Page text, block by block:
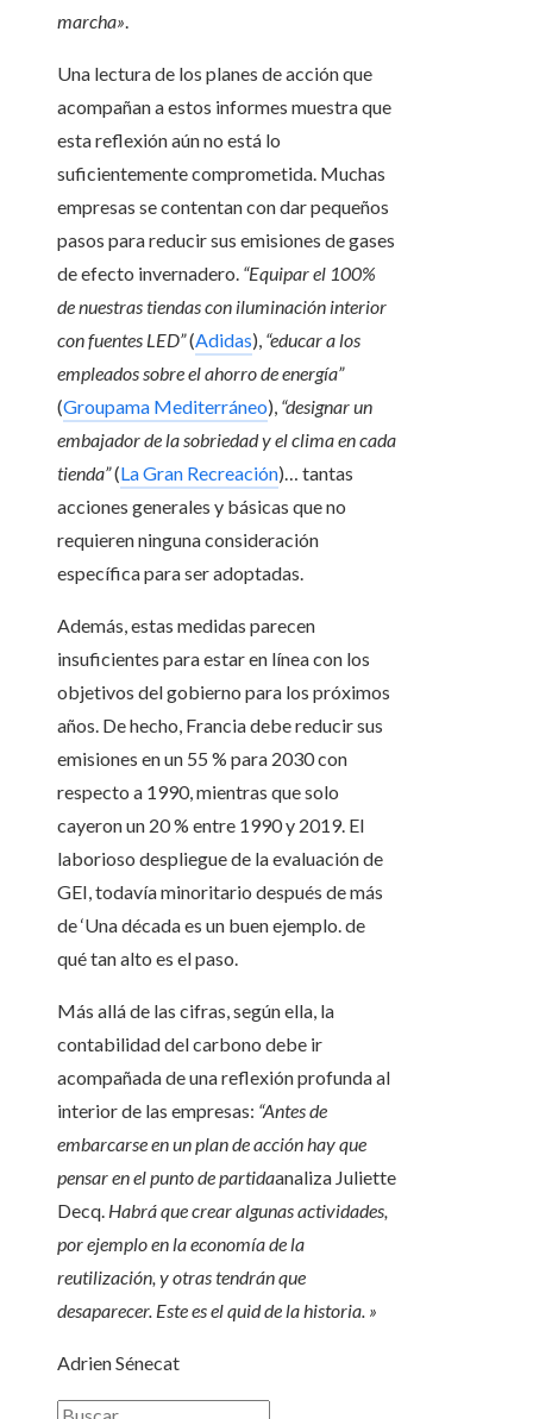
marcha»
Una lectura de los planes de acción que
acompañan a estos informes muestra que
esta reflexión aún no está lo
suficientemente comprometida. Muchas
empresas se contentan con dar pequeños
pasos para reducir sus emisiones de gases
de efecto invernadero. “Equipar el 100%
de nuestras tiendas con iluminación interior
con fuentes LED”(Adidas), “educar a los
empleados sobre el ahorro de energía”
(Groupama Mediterráneo), “designar un
embajador de la sobriedad y el clima en cada
tienda”(La Gran Recreación)… tantas
acciones generales y básicas que no
requieren ninguna consideración
específica para ser adoptadas.
Además, estas medidas parecen
insuficientes para estar en línea con los
objetivos del gobierno para los próximos
años. De hecho, Francia debe reducir sus
emisiones en un 55 % para 2030 con
respecto a 1990, mientras que solo
cayeron un 20 % entre 1990 y 2019. El
laborioso despliegue de la evaluación de
GEI, todavía minoritario después de más
de ‘Una década es un buen ejemplo. de
qué tan alto es el paso.
Más allá de las cifras, según ella, la
contabilidad del carbono debe ir
acompañada de una reflexión profunda al
interior de las empresas: “Antes de
embarcarse en un plan de acción hay que
pensar en el punto de partidaanaliza Juliette
Decq. Habrá que crear algunas actividades,
por ejemplo en la economía de la
reutilización, y otras tendrán que
desaparecer. Este es el quid de la historia. »
Adrien Sénecat
Buscar: